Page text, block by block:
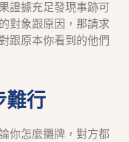
證據充足發現事跡可
對象跟原因，那請求
跟原本你看到的他們
難行
你怎麼攤牌，對方都